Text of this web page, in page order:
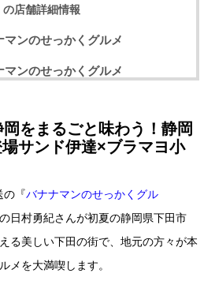
の店舗詳細情報
マンのせっかくグルメ
ンのせっかくグルメ
をまるごと味わう！静岡
サンド伊達×ブラマヨ小
の『バナナマンのせっかくグル
日村勇紀さんが初夏の静岡県下田市
る美しい下田の街で、地元の方々が本
メを大満喫します。